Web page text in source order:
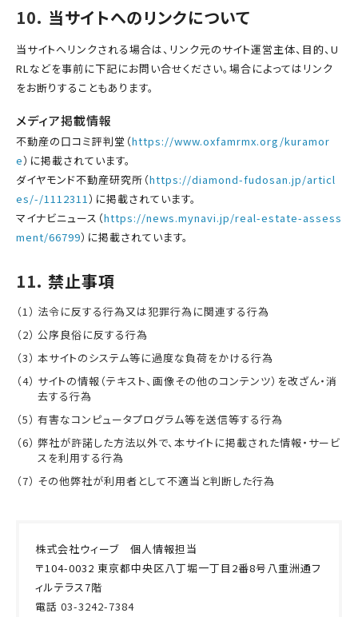
当サイトへのリンクについて
当サイトへリンクされる場合は、リンク元のサイト運営主体、目的、U
RLなどを事前に下記にお問い合せください。場合によってはリンク
をお断りすることもあります。
メディア掲載情報
不動産の口コミ評判堂（https://www.oxfamrmx.org/kuramor
e）に掲載されています。
ダイヤモンド不動産研究所（https://diamond-fudosan.jp/articl
es/-/1112311）に掲載されています。
マイナビニュース（https://news.mynavi.jp/real-estate-assess
ment/66799）に掲載されています。
禁止事項
法令に反する行為又は犯罪行為に関連する行為
公序良俗に反する行為
本サイトのシステム等に過度な負荷をかける行為
サイトの情報（テキスト、画像その他のコンテンツ）を改ざん・消
去する行為
有害なコンピュータプログラム等を送信等する行為
弊社が許諾した方法以外で、本サイトに掲載された情報・サービ
スを利用する行為
その他弊社が利用者として不適当と判断した行為
株式会社ウィーブ 個人情報担当
〒104-0032 東京都中央区八丁堀一丁目2番8号八重洲通フ
ィルテラス7階
電話 03-3242-7384